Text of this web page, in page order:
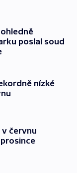
poslal soud
nízké
červnu